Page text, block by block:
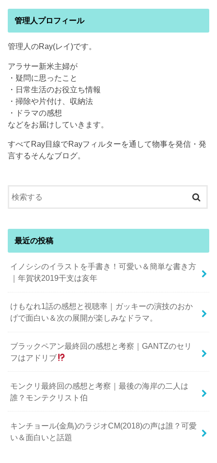
管理人プロフィール
管理人のRay(レイ)です。
アラサー新米主婦が
・疑問に思ったこと
・日常生活のお役立ち情報
・掃除や片付け、収納法
・ドラマの感想
などをお届けしていきます。
すべてRay目線でRayフィルターを通して物事を発信・発
言するそんなブログ。
最近の投稿
イノシシのイラストを手書き！可愛い＆簡単な書き方
｜年賀状2019干支は亥年
けもなれ1話の感想と視聴率｜ガッキーの演技のおか
げで面白い＆次の展開が楽しみなドラマ。
ブラックペアン最終回の感想と考察｜GANTZのセリ
フはアドリブ
モンクリ最終回の感想と考察｜最後の海岸の二人は
誰？モンテクリスト伯
キンチョール(金鳥)のラジオCM(2018)の声は誰？可愛
い＆面白いと話題